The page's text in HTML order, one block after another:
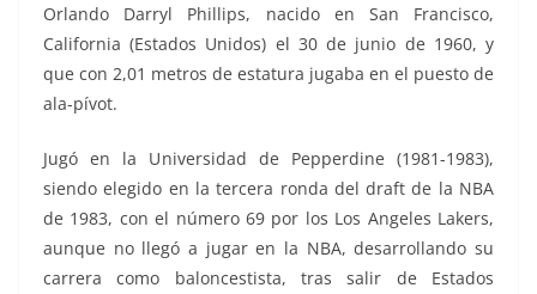
Orlando Darryl Phillips, nacido en San Francisco,
California (Estados Unidos) el 30 de junio de 1960, y
que con 2,01 metros de estatura jugaba en el puesto de
ala-pívot.
Jugó en la Universidad de Pepperdine (1981-1983),
siendo elegido en la tercera ronda del draft de la NBA
de 1983, con el número 69 por los Los Angeles Lakers,
aunque no llegó a jugar en la NBA, desarrollando su
carrera como baloncestista, tras salir de Estados